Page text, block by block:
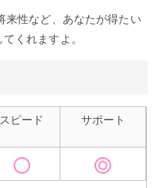
来性など、あなたが得たい
くれますよ。
スピード サポート